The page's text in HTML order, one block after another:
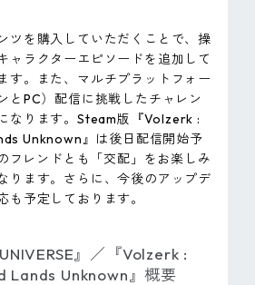
ツを購入していただくことで、操
ャラクターエピソードを追加して
す。また、マルチプラットフォー
とPC）配信に挑戦したチャレン
なります。Steam版『Volzerk :
Unknown』は後日配信開始予
フレンドとも「交配」をお楽しみ
ります。さらに、今後のアップデ
も予定しております。
UNIVERSE』／『Volzerk :
Lands Unknown』概要